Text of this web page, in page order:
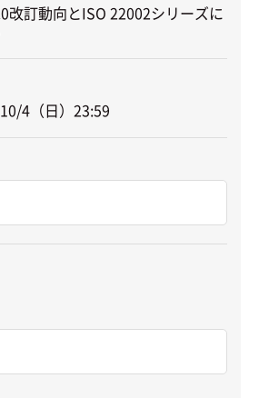
改訂動向とISO 22002シリーズに
4（日）23:59